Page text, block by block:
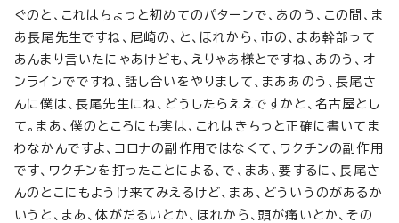
ぐのと、これはちょっと初めてのパターンで、あのう、この間、ま
あ長尾先生ですね、尼崎の、と、ほれから、市の、まあ幹部って
あんまり言いたにゃあけども、えりゃあ様とですね、あのう、オ
ンラインでですね、話し合いをやりまして、まああのう、長尾さ
んに僕は、長尾先生にね、どうしたらええですかと、名古屋とし
て。まあ、僕のところにも実は、これはきちっと正確に書いてま
わなかんですよ、コロナの副作用ではなくて、ワクチンの副作用
です、ワクチンを打ったことによる、で、まあ、要するに、長尾さ
んのとこにもようけ来てみえるけど、まあ、どういうのがあるか
いうと、まあ、体がだるいとか、ほれから、頭が痛いとか、その